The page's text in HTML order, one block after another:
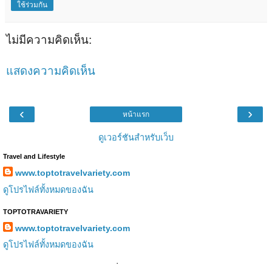
ใช้ร่วมกัน
ไม่มีความคิดเห็น:
แสดงความคิดเห็น
‹ ›
หน้าแรก
ดูเวอร์ชันสำหรับเว็บ
Travel and Lifestyle
www.toptotravelvariety.com
ดูโปรไฟล์ทั้งหมดของฉัน
TOPTOTRAVARIETY
www.toptotravelvariety.com
ดูโปรไฟล์ทั้งหมดของฉัน